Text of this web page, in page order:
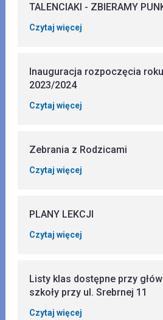
TALENCIAKI - ZBIERAMY
Czytaj więcej
Inauguracja rozpoczęcia
2023/2024
Czytaj więcej
Zebrania z Rodzicami
Czytaj więcej
PLANY LEKCJI
Czytaj więcej
Listy klas dostępne przy
szkoły przy ul. Srebrnej 11
Czytaj więcej